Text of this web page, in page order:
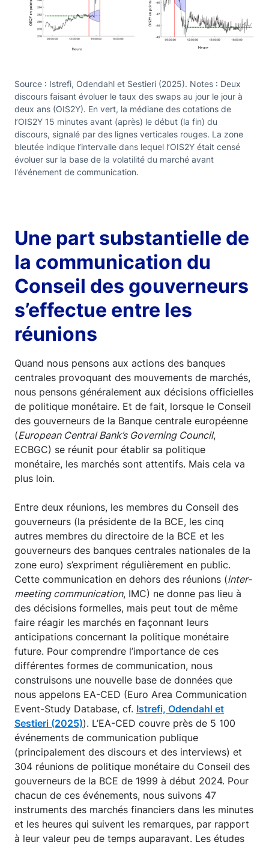
Source : Istrefi, Odendahl et Sestieri (2025). Notes : Deux
discours faisant évoluer le taux des swaps au jour le jour à
deux ans (OIS2Y). En vert, la médiane des cotations de
l’OIS2Y 15 minutes avant (après) le début (la fin) du
discours, signalé par des lignes verticales rouges. La zone
bleutée indique l’intervalle dans lequel l’OIS2Y était censé
évoluer sur la base de la volatilité du marché avant
l'événement de communication.
Une part substantielle de
la communication du
Conseil des gouverneurs
s’effectue entre les
réunions
Quand nous pensons aux actions des banques
centrales provoquant des mouvements de marchés,
nous pensons généralement aux décisions officielles
de politique monétaire. Et de fait, lorsque le Conseil
des gouverneurs de la Banque centrale européenne
(European Central Bank’s Governing Council,
ECBGC) se réunit pour établir sa politique
monétaire, les marchés sont attentifs. Mais cela va
plus loin.
Entre deux réunions, les membres du Conseil des
gouverneurs (la présidente de la BCE, les cinq
autres membres du directoire de la BCE et les
gouverneurs des banques centrales nationales de la
zone euro) s’expriment régulièrement en public.
Cette communication en dehors des réunions (inter-
meeting communication, IMC) ne donne pas lieu à
des décisions formelles, mais peut tout de même
faire réagir les marchés en façonnant leurs
anticipations concernant la politique monétaire
future. Pour comprendre l’importance de ces
différentes formes de communication, nous
construisons une nouvelle base de données que
nous appelons EA-CED (Euro Area Communication
Event-Study Database, cf. Istrefi, Odendahl et
Sestieri (2025)). L’EA-CED couvre près de 5 100
événements de communication publique
(principalement des discours et des interviews) et
304 réunions de politique monétaire du Conseil des
gouverneurs de la BCE de 1999 à début 2024. Pour
chacun de ces événements, nous suivons 47
instruments des marchés financiers dans les minutes
et les heures qui suivent les remarques, par rapport
à leur valeur peu de temps auparavant. Les études